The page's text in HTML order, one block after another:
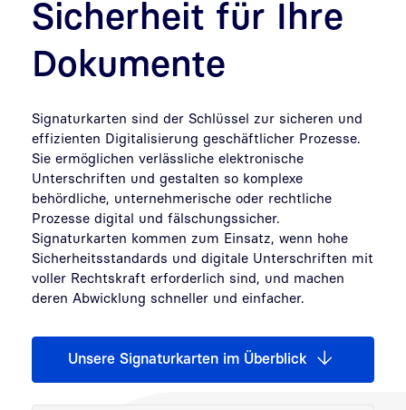
Sicherheit für Ihre
Dokumente
Signaturkarten sind der Schlüssel zur sicheren und
effizienten Digitalisierung geschäftlicher Prozesse.
Sie ermöglichen verlässliche elektronische
Unterschriften und gestalten so komplexe
behördliche, unternehmerische oder rechtliche
Prozesse digital und fälschungssicher.
Signaturkarten kommen zum Einsatz, wenn hohe
Sicherheitsstandards und digitale Unterschriften mit
voller Rechtskraft erforderlich sind, und machen
deren Abwicklung schneller und einfacher.
Unsere Signaturkarten im Überblick